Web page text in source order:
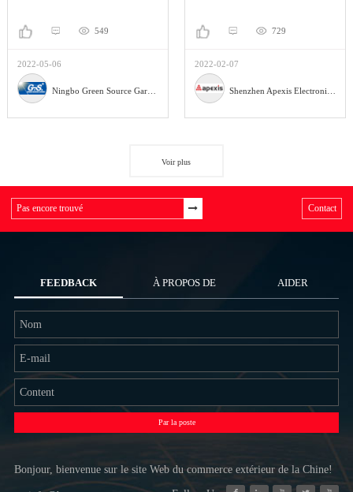
549
2022-05-06
Ningbo Green Source Garden Tools Co.,Ltd.
729
2022-02-07
Voir plus
Contact
FEEDBACK À PROPOS DE
NOUS
AIDER
Par la poste
Bonjour, bienvenue sur le site Web du commerce extérieur de la Chine!